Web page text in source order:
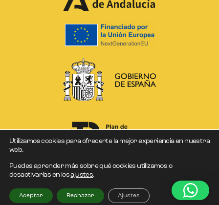
DCOLORES © Copyright 2026
Utilizamos cookies para ofrecerte la mejor experiencia en nuestra
web.
Puedes aprender más sobre qué cookies utilizamos o
desactivarlas en losajustes.
Aceptar Rechazar Ajustes